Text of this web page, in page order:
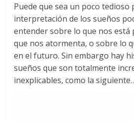
Puede que sea un poco tedioso
interpretación de los sueños
entender sobre lo que nos está
que nos atormenta, o sobre lo
en el futuro. Sin embargo hay
sueños que son totalmente
inexplicables, como la